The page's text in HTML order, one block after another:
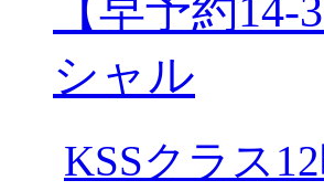
シャル
KSSクラス